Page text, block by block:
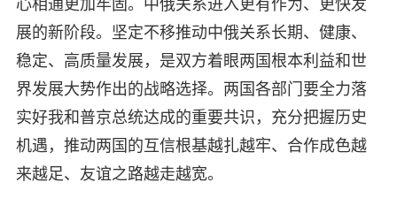
心相通更加牢固。中俄关系进入更有作为、更快发
展的新阶段。坚定不移推动中俄关系长期、健康、
稳定、高质量发展，是双方着眼两国根本利益和世
界发展大势作出的战略选择。两国各部门要全力落
实好我和普京总统达成的重要共识，充分把握历史
机遇，推动两国的互信根基越扎越牢、合作成色越
来越足、友谊之路越走越宽。